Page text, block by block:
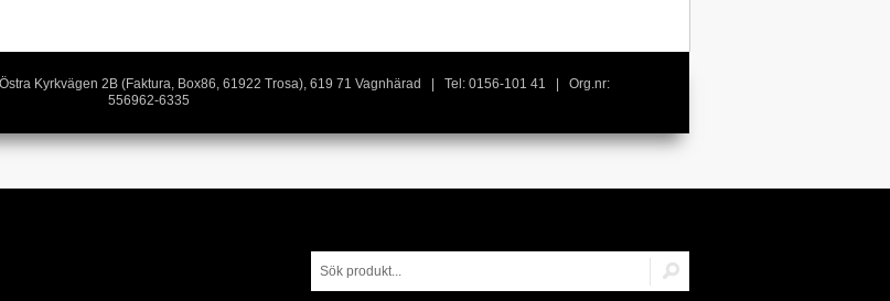
Kyrkvägen 2B (Faktura, Box86, 61922 Trosa), 619 71 Vagnhärad | Tel: 0156-101 41 | Org.nr:
556962-6335